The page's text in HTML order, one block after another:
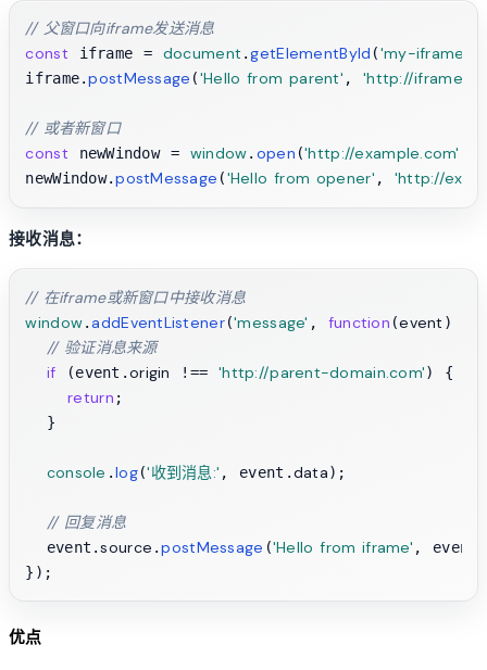
// 父窗口向iframe发送消息
const iframe = document .getElementById ('my-iframe'
iframe.postMessage ('Hello from parent' , 'http://iframe-
// 或者新窗口
const newWindow = window. open ('http://example.com'
newWindow.postMessage ('Hello from opener' , 'http://
接收消息：
// 在iframe或新窗口中接收消息
window. addEventListener('message' , function (event ) {
// 验证消息来源
if (event.origin !== 'http://parent-domain.com') {
return ;
  }
console .log('收到消息:' , event.data);
// 回复消息
  event.
source .postMessage ('Hello from iframe' , event.
优点